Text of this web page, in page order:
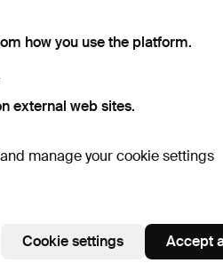
how you use the platform.
external web sites.
manage your cookie settings
Cookie settings Accept